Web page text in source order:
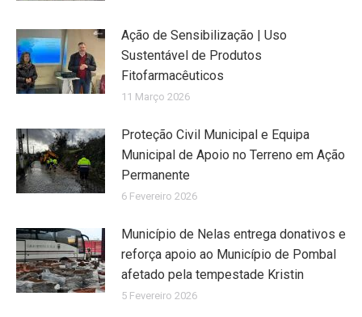
Ação de Sensibilização | Uso
Sustentável de Produtos
Fitofarmacêuticos
11 Março 2026
Proteção Civil Municipal e Equipa
Municipal de Apoio no Terreno em Ação
Permanente
6 Fevereiro 2026
Município de Nelas entrega donativos e
reforça apoio ao Município de Pombal
afetado pela tempestade Kristin
5 Fevereiro 2026